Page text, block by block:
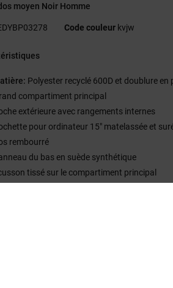
moyen Noir Homme
Code couleur kvjw
Polyester recyclé 600D et doublure en
compartiment principal
extérieure avec rangements internes
pour ordinateur 15" matelassée et
rembourré
du bas en suède synthétique
tissé sur le compartiment principal
16.5" [H] x 12" [W] x 5.5" [D] / 42cm x 31